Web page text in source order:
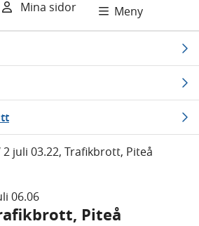
Mina sidor Meny
2 juli 03.22, Trafikbrott, Piteå
06.06
Piteå